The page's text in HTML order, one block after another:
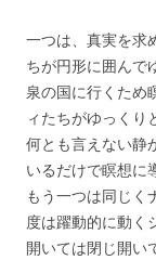
一つは、真実を求
ちが円形に囲んで
泉の国に行くため
ィたちがゆっくり
何とも言えない静
いるだけで瞑想に
もう一つは同じく
度は躍動的に動く
開いては閉じ開い